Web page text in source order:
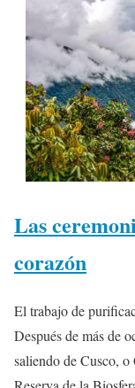
Las
corazón
El trabajo de
Después de más de
saliendo de Cusco,